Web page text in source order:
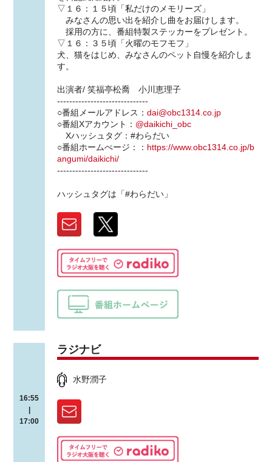
▽１６：１５頃「私だけのメモリーズ」
みなさんの思い出を紹介し曲をお届けします。
採用の方に、番組特製ステッカーをプレゼント。
▽１６：３５頃「火曜のモフモフ」
犬、猫をはじめ、みなさんのペット自慢を紹介しま
す。
出演者/ 笑福亭松喬 小川恵理子
------------------------------
○番組メールアドレス：dai@obc1314.co.jp
○番組Xアカウント： @daikichi_obc
Xハッシュタグ：#わらだい
○番組ホームぺージ：： https://www.obc1314.co.jp/b
angumi/daikichi/
------------------------------
ハッシュタグは「#わらだい」
16:55
|
17:00
ラジナビ
水野潤子